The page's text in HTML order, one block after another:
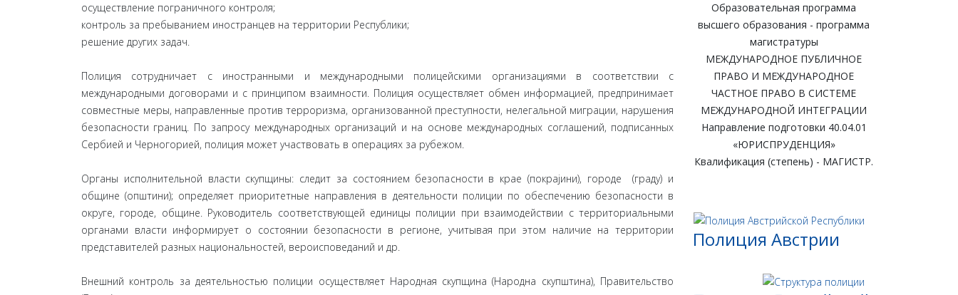
осуществление пограничного контроля;
контроль за пребыванием иностранцев на территории Республики;
решение других задач.
Полиция сотрудничает с иностранными и международными полицейскими организациями в соответствии с
международными договорами и с принципом взаимности. Полиция осуществляет обмен информацией, предпринимает
совместные меры, направленные против терроризма, организованной преступности, нелегальной миграции, нарушения
безопасности границ. По запросу международных организаций и на основе международных соглашений, подписанных
Сербией и Черногорией, полиция может участвовать в операциях за рубежом.
Органы исполнительной власти скупщины: следит за состоянием безопасности в крае (покрајини), городе (граду) и
общине (општини); определяет приоритетные направления в деятельности полиции по обеспечению безопасности в
округе, городе, общине. Руководитель соответствующей единицы полиции при взаимодействии с территориальными
органами власти информирует о состоянии безопасности в регионе, учитывая при этом наличие на территории
представителей разных национальностей, вероисповеданий и др.
Внешний контроль за деятельностью полиции осуществляет Народная скупщина (Народна скупштина), Правительство
Образовательная программа
высшего образования - программа
магистратуры
МЕЖДУНАРОДНОЕ ПУБЛИЧНОЕ
ПРАВО И МЕЖДУНАРОДНОЕ
ЧАСТНОЕ ПРАВО В СИСТЕМЕ
МЕЖДУНАРОДНОЙ ИНТЕГРАЦИИ
Направление подготовки 40.04.01
«ЮРИСПРУДЕНЦИЯ»
Квалификация (степень) - МАГИСТР.
Полиция Австрии